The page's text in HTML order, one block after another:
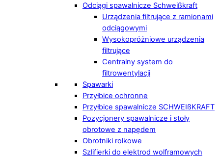
Odciągi spawalnicze Schweißkraft
Urządzenia filtrujące z ramionami
odciągowymi
Wysokopróżniowe urządzenia
filtrujące
Centralny system do
filtrowentylacji
Spawarki
Przyłbice ochronne
Przyłbice spawalnicze SCHWEIßKRAFT
Pozycjonery spawalnicze i stoły
obrotowe z napędem
Obrotniki rolkowe
Szlifierki do elektrod wolframowych